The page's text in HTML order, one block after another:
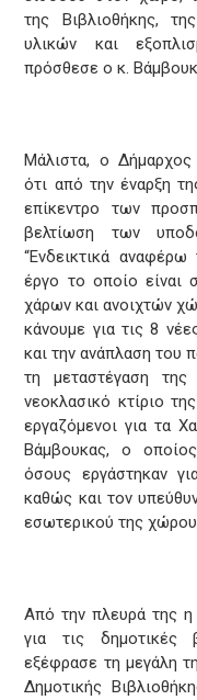
της Βιβλιοθήκης,
υλικών και
πρόσθεσε ο κ.
Μάλιστα, ο Δήμαρχος
ότι από την έναρξη
επίκεντρο των
βελτίωση των
“Ενδεικτικά
έργο το οποίο είναι
χάρων και ανοιχτών
κάνουμε για τις 8
και την ανάπλαση του
τη μεταστέγαση της
νεοκλασικό κτίριο
εργαζόμενοι για τα
Βάμβουκας, ο
όσους εργάστηκαν
καθώς και τον
εσωτερικού της
Από την πλευρά της η
για τις δημοτικές
εξέφρασε τη μεγάλη
Δημοτικής